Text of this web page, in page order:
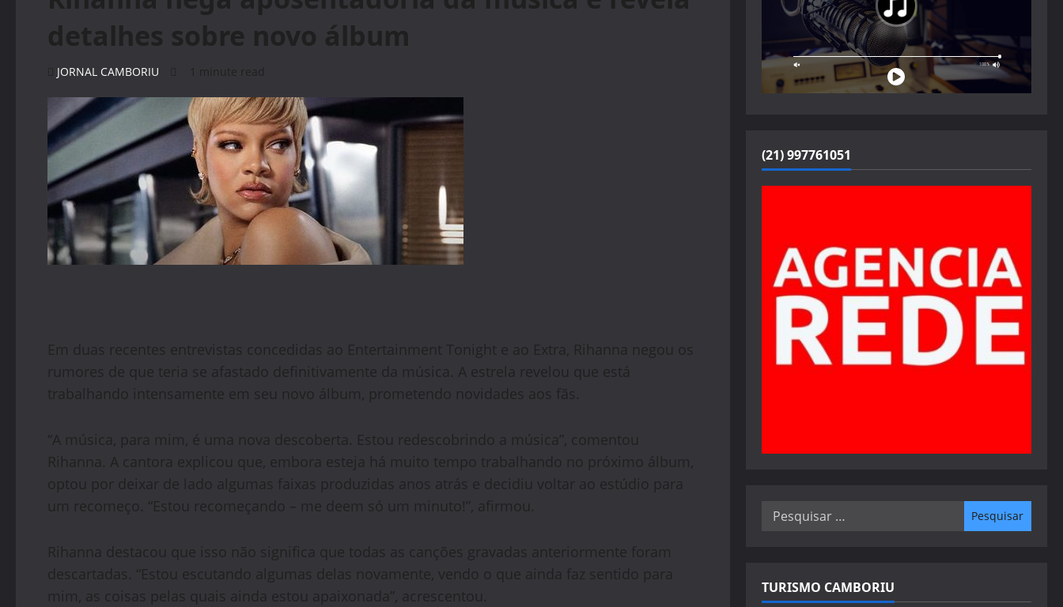
detalhes sobre novo álbum
JORNAL CAMBORIU 1 minute read
Em duas recentes entrevistas concedidas ao Entertainment Tonight e ao Extra, Rihanna negou os
rumores de que teria se afastado definitivamente da música. A estrela revelou que está
trabalhando intensamente em seu novo álbum, prometendo novidades aos fãs.
“A música, para mim, é uma nova descoberta. Estou redescobrindo a música”, comentou
Rihanna. A cantora explicou que, embora esteja há muito tempo trabalhando no próximo álbum,
optou por deixar de lado algumas faixas produzidas anos atrás e decidiu voltar ao estúdio para
um recomeço. “Estou recomeçando – me deem só um minuto!”, afirmou.
Rihanna destacou que isso não significa que todas as canções gravadas anteriormente foram
descartadas. “Estou escutando algumas delas novamente, vendo o que ainda faz sentido para
mim, as coisas pelas quais ainda estou apaixonada”, acrescentou.
(21) 997761051
Pesquisar
TURISMO CAMBORIU